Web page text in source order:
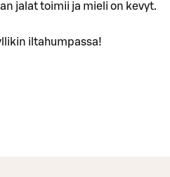
jalat toimii ja mieli on kevyt.
iltahumpassa!